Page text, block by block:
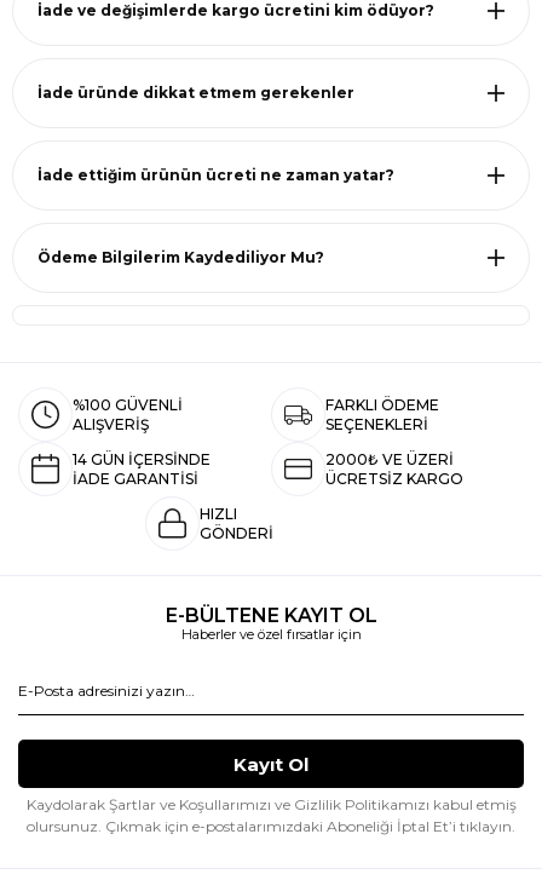
İade ve değişimlerde kargo ücretini kim ödüyor?
İade üründe dikkat etmem gerekenler
İade ettiğim ürünün ücreti ne zaman yatar?
Ödeme Bilgilerim Kaydediliyor Mu?
%100 GÜVENLİ
ALIŞVERİŞ
FARKLI ÖDEME
SEÇENEKLERİ
14 GÜN İÇERSİNDE
İADE GARANTİSİ
2000₺ VE ÜZERİ
ÜCRETSİZ KARGO
HIZLI
GÖNDERİ
E-BÜLTENE KAYIT OL
Haberler ve özel fırsatlar için
Kaydolarak Şartlar ve Koşullarımızı ve Gizlilik Politikamızı kabul etmiş
olursunuz. Çıkmak için e-postalarımızdaki Aboneliği İptal Et’i tıklayın.